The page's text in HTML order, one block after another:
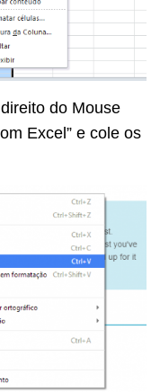
do Mouse
Excel” e cole os